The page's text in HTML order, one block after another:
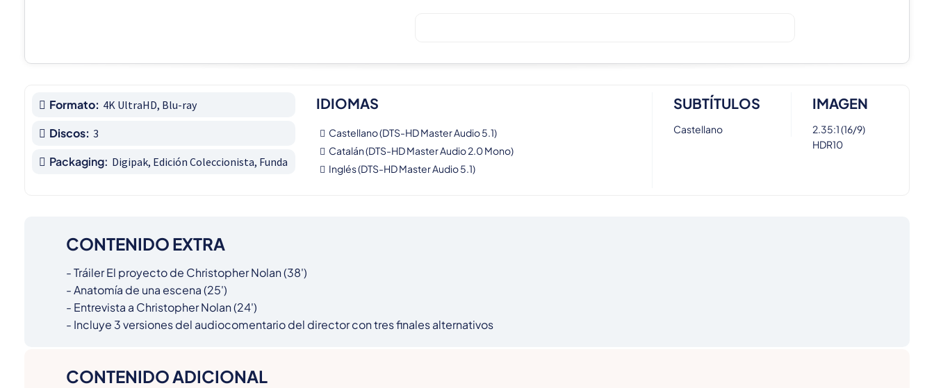
Formato: 4K UltraHD, Blu-ray
Discos: 3
Packaging: Digipak, Edición Coleccionista, Funda
IDIOMAS
Castellano (DTS-HD Master Audio 5.1)
Catalán (DTS-HD Master Audio 2.0 Mono)
Inglés (DTS-HD Master Audio 5.1)
SUBTÍTULOS
Castellano
IMAGEN
2.35:1 (16/9)
HDR10
CONTENIDO EXTRA
- Tráiler El proyecto de Christopher Nolan (38')
- Anatomía de una escena (25')
- Entrevista a Christopher Nolan (24')
- Incluye 3 versiones del audiocomentario del director con tres finales alternativos
CONTENIDO ADICIONAL